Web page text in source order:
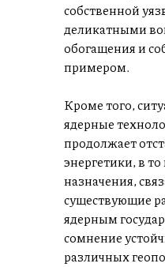
собственной
деликатными
обогащения и
примером.
Кроме того,
ядерные
продолжает
энергетики, в
назначения,
существующие
ядерным
сомнение
различных